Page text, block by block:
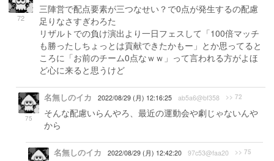
72
三陣営で配点要素が三つなせい？で0点が発生するの配慮
足りなさすぎわろた
リザルトでの負け演出より一日フェスして「100倍マッチ
も勝ったしちょっとは貢献できたかもー」とか思ってると
ころに「お前のチーム0点なｗｗ」って言われる方がよほ
ど心に来ると思うけど
75
名無しのイカ 2022/08/29 (月) 12:16:25 ab5a6@bf358 >> 72
そんな配慮いらんやろ、最近の運動会や劇じゃないんや
から
名無しのイカ 2022/08/29 (月) 12:42:20 97c53@faa20 >> 75